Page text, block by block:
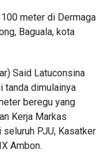
meter di Dermaga
Baguala, kota
Said Latuconsina
tanda dimulainya
beregu yang
Kerja Markas
PJU, Kasatker
Ambon.